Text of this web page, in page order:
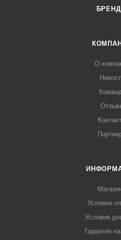
О
Условия
Условия
Гарантия